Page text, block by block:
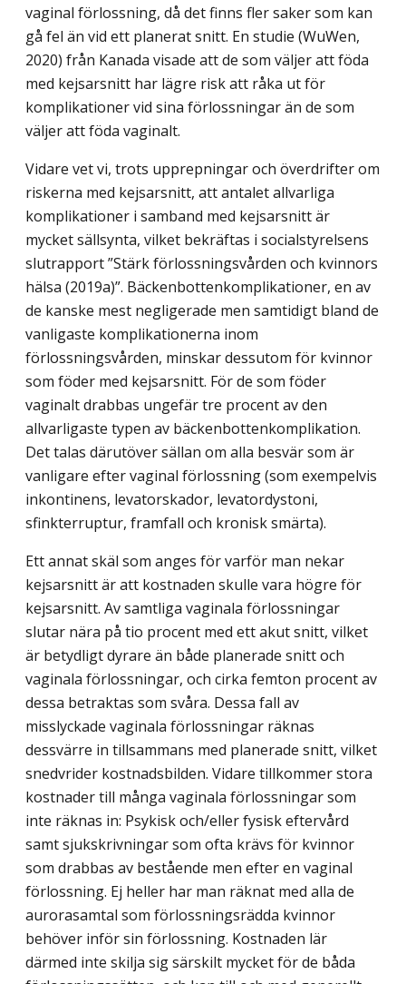
vaginal förlossning, då det finns fler saker som kan
gå fel än vid ett planerat snitt. En studie (WuWen,
2020) från Kanada visade att de som väljer att föda
med kejsarsnitt har lägre risk att råka ut för
komplikationer vid sina för­lossningar än de som
väljer att föda vaginalt.
Vidare vet vi, trots upprepningar och överdrifter om
riskerna med kejsarsnitt, att antalet allvarliga
komplikationer i samband med kejsarsnitt är
mycket sällsynta, vilket bekräftas i socialstyrelsens
slutrapport ”Stärk förlossningsvården och kvinnors
hälsa (2019a)”. Bäckenbottenkomplikationer, en av
de kanske mest negligerade men samtidigt bland de
vanligaste komplikationerna inom
förlossningsvården, minskar dessutom för kvinnor
som föder med kejsarsnitt. För de som föder
vaginalt drabbas ungefär tre procent av den
allvarligaste typen av bäckenbottenkomplikation.
Det talas därutöver sällan om alla be­svär som är
vanligare efter vaginal förlossning (som exempelvis
inkontinens, levator­skador, levatordystoni,
sfinkterruptur, framfall och kronisk smärta).
Ett annat skäl som anges för varför man nekar
kejsarsnitt är att kostnaden skulle vara högre för
kejsarsnitt. Av samtliga vaginala förlossningar
slutar nära på tio procent med ett akut snitt, vilket
är betydligt dyrare än både planerade snitt och
vaginala förlossningar, och cirka femton procent av
dessa betraktas som svåra. Dessa fall av
misslyckade vagi­nala förlossningar räknas
dessvärre in tillsammans med planerade snitt, vilket
snedvrider kostnadsbilden. Vidare tillkommer stora
kostnader till många vaginala förlossningar som
inte räknas in: Psykisk och/eller fysisk eftervård
samt sjukskrivningar som ofta krävs för kvinnor
som drabbas av bestående men efter en vaginal
förlossning. Ej heller har man räknat med alla de
aurorasamtal som förlossningsrädda kvinnor
behöver inför sin förlossning. Kostnaden lär
därmed inte skilja sig särskilt mycket för de båda